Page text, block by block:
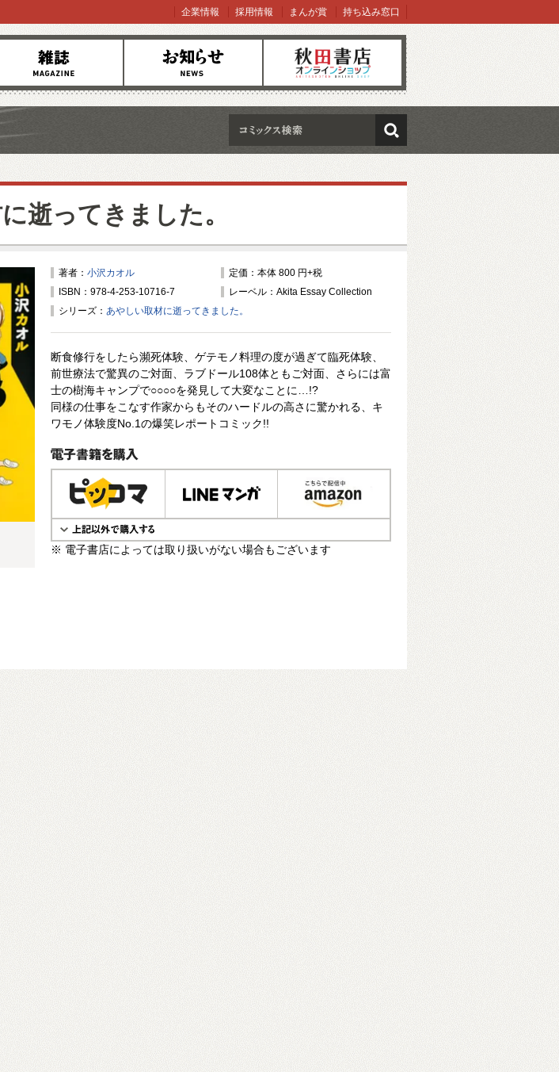
お知らせ オンラインショップ
企業情報 採用情報 まんが賞 持ち込み窓口
検索
逝ってきました。
著者： 小沢カオル
定価：本体 800 円+税
ISBN：978-4-253-10716-7
レーベル：Akita Essay Collection
シリーズ： あやしい取材に逝ってきました。
断食修行をしたら瀕死体験、ゲテモノ料理の度が過ぎて臨死体験、
前世療法で驚異のご対面、ラブドール108体ともご対面、さらには富
士の樹海キャンプで○○○○を発見して大変なことに…!?
同様の仕事をこなす作家からもそのハードルの高さに驚かれる、キ
ワモノ体験度No.1の爆笑レポートコミック!!
電子書籍で購入
※ 電子書店によっては取り扱いがない場合もございます